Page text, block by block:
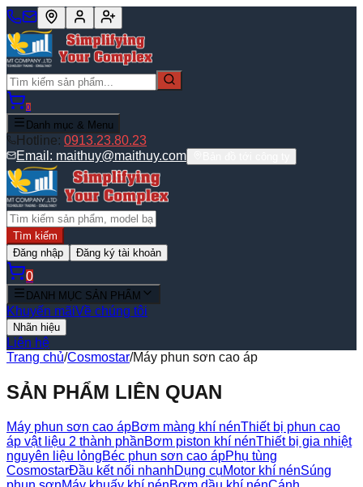
0
Danh mục & Menu
Hotline: 0913.23.80.23
Email: maithuy@maithuy.com
Tìm kiếm
Đăng nhập
Đăng ký tài khoản
0
DANH MỤC SẢN PHẨM
Khuyến mãiVề chúng tôi
Nhãn hiệu
Liên hệ
Trang chủ/Cosmostar/Máy phun sơn cao áp
SẢN PHẨM LIÊN QUAN
Máy phun sơn cao ápBơm màng khí nénThiết bị phun cao
áp vật liệu 2 thành phầnBơm piston khí nénThiết bị gia nhiệt
nguyên liệu lỏngBéc phun sơn cao ápPhụ tùng
CosmostarĐầu kết nối nhanhDụng cụMotor khí nénSúng